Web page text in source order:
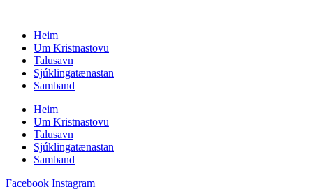
contentHeim
Um Kristnastovu
Talusavn
Sjúklingatænastan
Samband
Heim
Um Kristnastovu
Talusavn
Sjúklingatænastan
Samband
Facebook Instagram